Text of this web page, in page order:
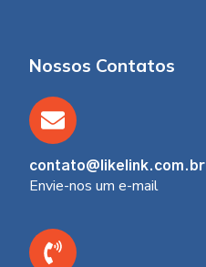
Nossos Contatos
contato@likelink.com.br
Envie-nos um e-mail